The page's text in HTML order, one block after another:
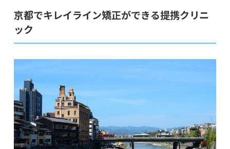
京都でキレイライン矯正ができる提携クリニ
ック